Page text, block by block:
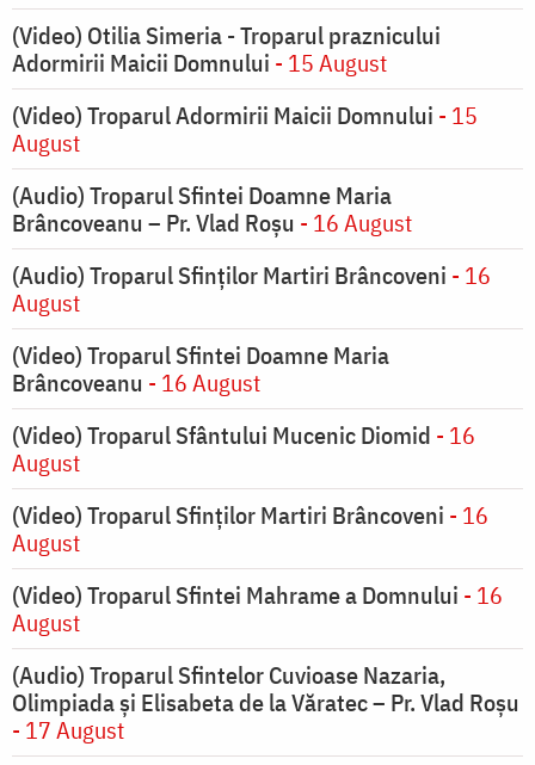
(Video) Otilia Simeria - Troparul praznicului
Adormirii Maicii Domnului - 15 August
(Video) Troparul Adormirii Maicii Domnului - 15
August
(Audio) Troparul Sfintei Doamne Maria
Brâncoveanu – Pr. Vlad Roșu - 16 August
(Audio) Troparul Sfinților Martiri Brâncoveni - 16
August
(Video) Troparul Sfintei Doamne Maria
Brâncoveanu - 16 August
(Video) Troparul Sfântului Mucenic Diomid - 16
August
(Video) Troparul Sfinților Martiri Brâncoveni - 16
August
(Video) Troparul Sfintei Mahrame a Domnului - 16
August
(Audio) Troparul Sfintelor Cuvioase Nazaria,
Olimpiada și Elisabeta de la Văratec – Pr. Vlad Roșu
- 17 August